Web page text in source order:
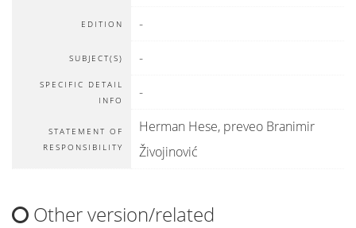
EDITION -
SUBJECT(S) -
SPECIFIC DETAIL
INFO
-
STATEMENT OF
RESPONSIBILITY
Herman Hese, preveo Branimir
Živojinović
Other version/related